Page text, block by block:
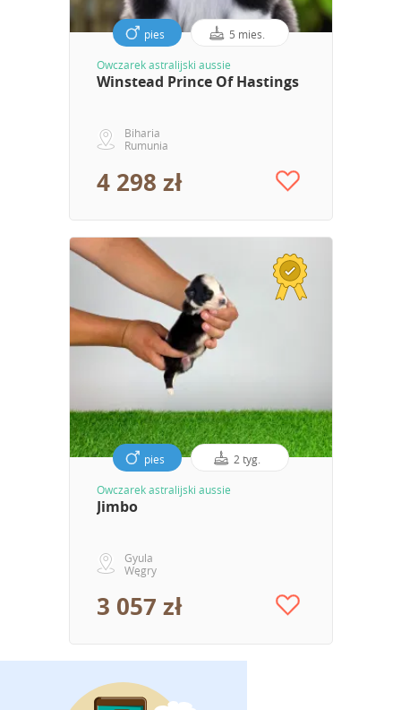
pies 5 mies.
Owczarek astralijski aussie
Winstead Prince Of Hastings
Biharia
Rumunia
4 298 zł
pies 2 tyg.
Owczarek astralijski aussie
Jimbo
Gyula
Węgry
3 057 zł